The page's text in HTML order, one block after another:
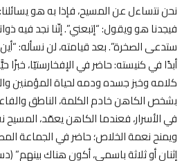
نحن نتساءل عن المسيح، فإذا به هو
فيجدنا هو ويقول: “إتبعني”. إنّنا نجد فيه
ستدعى الصخرة”. بعد قيامته، لن نسأله:
أبدًا في كنيسته: حاضر في الإفخارستيّا، خبزًا
بشخص الكاهن خادم الكلمة، الناطق
في الأسرار، فعندما الكاهن يعمّد،
ويمنح نعمة الخلاص؛ حاضر في الجماعة